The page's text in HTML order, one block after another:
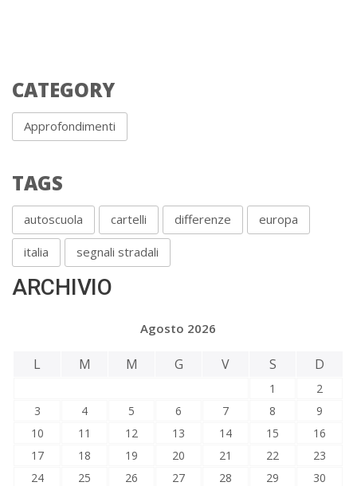
CATEGORY
Approfondimenti
TAGS
autoscuola cartelli differenze europa
italia segnali stradali
ARCHIVIO
Agosto 2026
L M M G V S D
1
2
3
4 5 6 7 8
9
10
11 12 13 14 15
16
17
18 19 20 21 22
23
24
25 26 27 28 29
30